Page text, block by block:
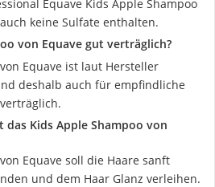
Equave Kids Apple Shampoo
keine Sulfate enthalten.
von Equave gut verträglich?
Equave ist laut Hersteller
deshalb auch für empfindliche
das Kids Apple Shampoo von
Equave soll die Haare sanft
und dem Haar Glanz verleihen.